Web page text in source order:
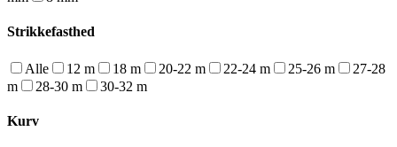
Strikkefasthed
Alle 12 m 18 m 20-22 m 22-24 m 25-26 m
27-28
m
28-30 m 30-32 m
Kurv